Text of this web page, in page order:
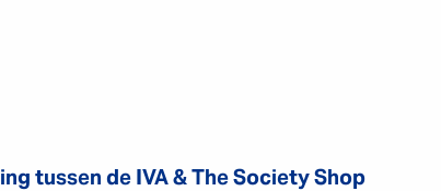
tussen de IVA & The Society Shop